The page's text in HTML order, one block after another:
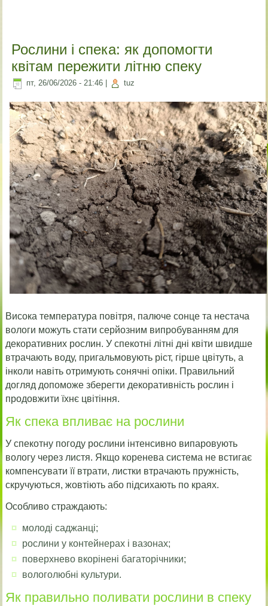
Рослини і спека: як допомогти
квітам пережити літню спеку
пт, 26/06/2026 - 21:46 tuz
Висока температура повітря, палюче сонце та нестача
вологи можуть стати серйозним випробуванням для
декоративних рослин. У спекотні літні дні квіти швидше
втрачають воду, пригальмовують ріст, гірше цвітуть, а
інколи навіть отримують сонячні опіки. Правильний
догляд допоможе зберегти декоративність рослин і
продовжити їхнє цвітіння.
Як спека впливає на рослини
У спекотну погоду рослини інтенсивно випаровують
вологу через листя. Якщо коренева система не встигає
компенсувати її втрати, листки втрачають пружність,
скручуються, жовтіють або підсихають по краях.
Особливо страждають:
молоді саджанці;
рослини у контейнерах і вазонах;
поверхнево вкорінені багаторічники;
вологолюбні культури.
Як правильно поливати рослини в спеку